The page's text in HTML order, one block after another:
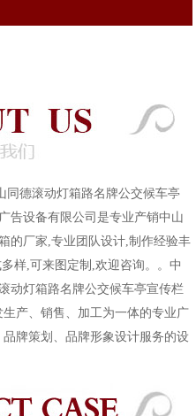
同德滚动灯箱路名牌公交候车亭
告设备有限公司是专业产销中山
的厂家,专业团队设计,制作经验丰
样,可来图定制,欢迎咨询。。中
动灯箱路名牌公交候车亭宣传栏
产、销售、加工为一体的专业广
牌策划、品牌形象设计服务的设
！ 中山同德广告设备有限公司